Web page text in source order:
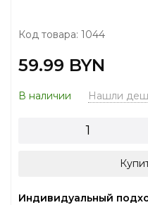
Код товара: 1044
59.99 BYN
В наличии Нашли
Индивидуальный